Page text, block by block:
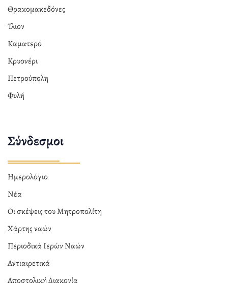
Θρακομακεδόνες
Ίλιον
Καματερό
Κρυονέρι
Πετρούπολη
Φυλή
Σύνδεσμοι
Ημερολόγιο
Νέα
Οι σκέψεις του Μητροπολίτη
Χάρτης ναών
Περιοδικά Ιερών Ναών
Αντιαιρετικά
Αποστολική Διακονία